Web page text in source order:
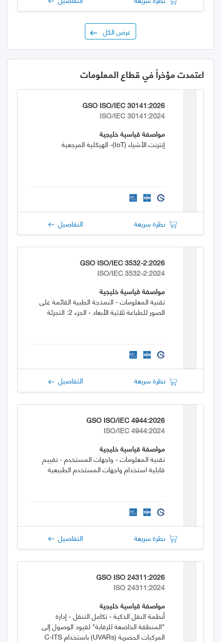
عرض الكل
اعتمدت مؤخراً في قطاع المعلومات
GSO ISO/IEC 30141:2026
ISO/IEC 30141:2024
مواصفة قياسية خليجية
إنترنت الأشياء (IoT)- الهيكلية المرجعية
نظرة سريعة التفاصيل
GSO ISO/IEC 3532-2:2026
ISO/IEC 3532-2:2024
مواصفة قياسية خليجية
تقنية المعلومات - النمذجة الطبية القائمة على
الصور للطباعة ثلاثية الأبعاد - الجزء 2: التجزئة
نظرة سريعة التفاصيل
GSO ISO/IEC 4944:2026
ISO/IEC 4944:2024
مواصفة قياسية خليجية
تقنية المعلومات - واجهات المستخدم - تقييم
قابلية استخدام واجهات المستخدم الطبيعية
نظرة سريعة التفاصيل
GSO ISO 24311:2026
ISO 24311:2024
مواصفة قياسية خليجية
أنظمة النقل الذكية - تكامل التنقل - إدارة
"المنطقة الخاضعة للرقابة" لقيود الوصول إلى
المركبات الحضرية (UVARs) باستخدام C-ITS